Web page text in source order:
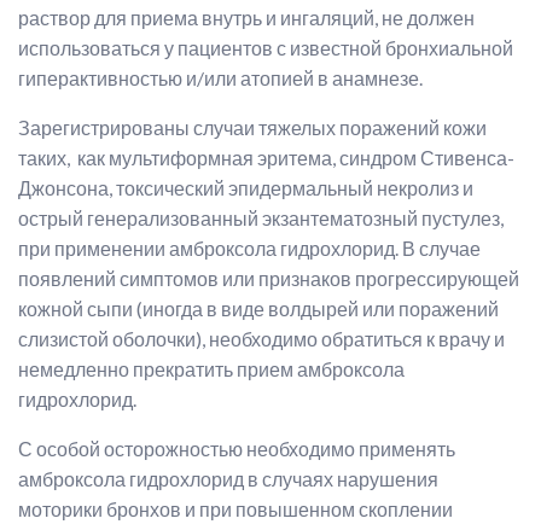
раствор для приема внутрь и ингаляций, не должен
использоваться у пациентов с известной бронхиальной
гиперактивностью и/или атопией в анамнезе.
Зарегистрированы случаи тяжелых поражений кожи
таких, как мультиформная эритема, синдром Стивенса-
Джонсона, токсический эпидермальный некролиз и
острый генерализованный экзантематозный пустулез,
при применении амброксола гидрохлорид. В случае
появлений симптомов или признаков прогрессирующей
кожной сыпи (иногда в виде волдырей или поражений
слизистой оболочки), необходимо обратиться к врачу и
немедленно прекратить прием амброксола
гидрохлорид.
С особой осторожностью необходимо применять
амброксола гидрохлорид в случаях нарушения
моторики бронхов и при повышенном скоплении